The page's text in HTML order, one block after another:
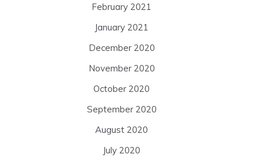
February 2021
January 2021
December 2020
November 2020
October 2020
September 2020
August 2020
July 2020